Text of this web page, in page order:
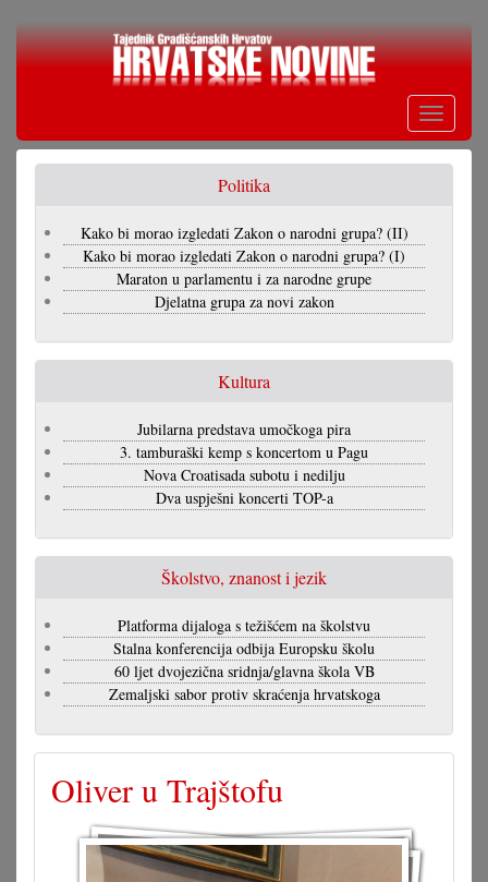
Skoči
Toggle
Politika
Kako bi morao izgledati Zakon o narodni grupa? (II)
Kako bi morao izgledati Zakon o narodni grupa? (I)
Maraton u parlamentu i za narodne grupe
Djelatna grupa za novi zakon
Kultura
Jubilarna predstava umočkoga pira
3. tamburaški kemp s koncertom u Pagu
Nova Croatisada subotu i nedilju
Dva uspješni koncerti TOP-a
Školstvo, znanost i jezik
Platforma dijaloga s težišćem na školstvu
Stalna konferencija odbija Europsku školu
60 ljet dvojezična sridnja/glavna škola VB
Zemaljski sabor protiv skraćenja hrvatskoga
Oliver u Trajštofu